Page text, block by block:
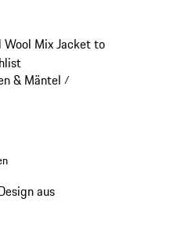
Wool Mix Jacket to
& Mäntel /
aus